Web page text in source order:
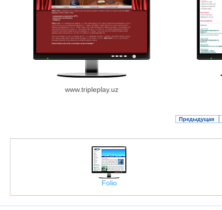
www.tripleplay.uz
Предыдущая
Folio